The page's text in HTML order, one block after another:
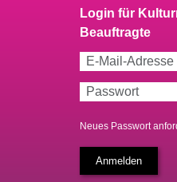
Neues Passwort